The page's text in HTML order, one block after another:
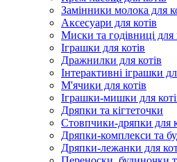
Замінники молока для
Аксесуари для котів
Миски та годівниці для
Іграшки для котів
Дражнилки для котів
Інтерактивні іграшки
М'ячики для котів
Іграшки-мишки для
Дряпки та кігтеточки
Стовпчики-дряпки для
Дряпки-комплекси та
Дряпки-лежанки для